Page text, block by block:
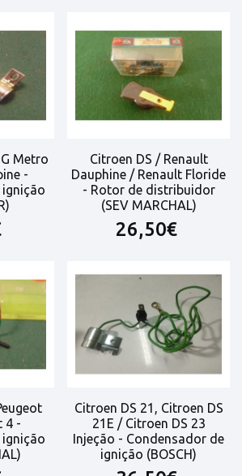
Metro
-
Citroen DS / Renault
Dauphine / Renault Floride
- Rotor de distribuidor
(SEV MARCHAL)
26,50€
4 -
Citroen DS 21, Citroen DS
21E / Citroen DS 23
Injeção - Condensador de
ignição (BOSCH)